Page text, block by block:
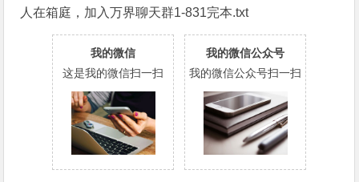
人在箱庭，加入万界聊天群1-831完本.txt
我的微信
这是我的微信扫一扫
我的微信公众号
我的微信公众号扫一扫